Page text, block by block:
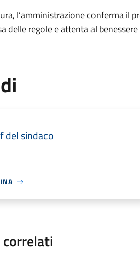
l’amministrazione conferma il
delle regole e attenta al
del sindaco